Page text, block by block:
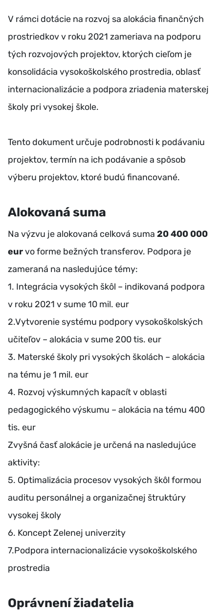
V rámci dotácie na rozvoj sa alokácia finančných
prostriedkov v roku 2021 zameriava na podporu
tých rozvojových projektov, ktorých cieľom je
konsolidácia vysokoškolského prostredia, oblasť
internacionalizácie a podpora zriadenia materskej
školy pri vysokej škole.
Tento dokument určuje podrobnosti k podávaniu
projektov, termín na ich podávanie a spôsob
výberu projektov, ktoré budú financované.
Alokovaná suma
Na výzvu je alokovaná celková suma 20 400 000
eurvo forme bežných transferov. Podpora je
zameraná na nasledujúce témy:
1. Integrácia vysokých škôl – indikovaná podpora
v roku 2021 v sume 10 mil. eur
2.Vytvorenie systému podpory vysokoškolských
učiteľov – alokácia v sume 200 tis. eur
3. Materské školy pri vysokých školách – alokácia
na tému je 1 mil. eur
4. Rozvoj výskumných kapacít v oblasti
pedagogického výskumu – alokácia na tému 400
tis. eur
Zvyšná časť alokácie je určená na nasledujúce
aktivity:
5. Optimalizácia procesov vysokých škôl formou
auditu personálnej a organizačnej štruktúry
vysokej školy
6. Koncept Zelenej univerzity
7.Podpora internacionalizácie vysokoškolského
prostredia
Oprávnení žiadatelia